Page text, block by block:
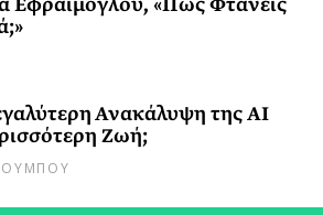
Ανακάλυψη της AI
Ζωή;